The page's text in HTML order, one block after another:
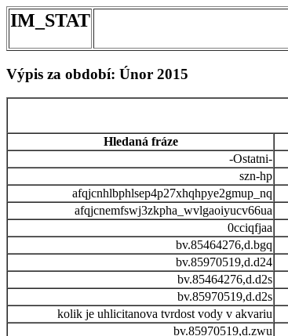
IM_STAT
Výpis za období: Únor 2015
Hledaná fráze
-Ostatni-
szn-hp
afqjcnhlbphlsep4p27xhqhpye2gmup_nq
afqjcnemfswj3zkpha_wvlgaoiyucv66ua
0cciqfjaa
bv.85464276,d.bgq
bv.85970519,d.d24
bv.85464276,d.d2s
bv.85970519,d.d2s
kolik je uhlicitanova tvrdost vody v akvariu
bv.85970519,d.zwu